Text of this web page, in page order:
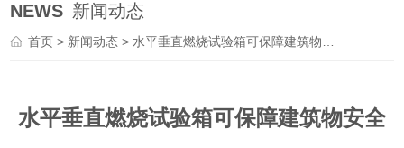
NEWS 新闻动态
首页 > 新闻动态 > 水平垂直燃烧试验箱可保障建筑物安全
水平垂直燃烧试验箱可保障建筑物安全